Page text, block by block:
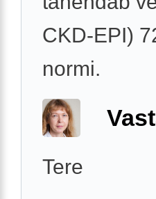
CKD-EPI)
normi.
Tere